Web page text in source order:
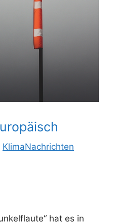
KlimaNachrichten
hat es in